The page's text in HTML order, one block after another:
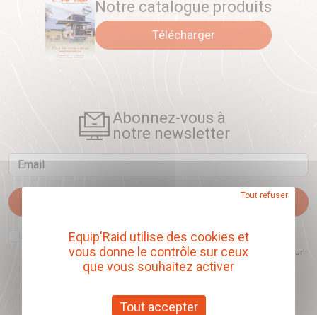
Notre catalogue produits
Télécharger
Abonnez-vous à
notre newsletter
Email
J'accepte que l'ouverture des newsletters soit mesurée, afin de mieux
comprendre les sujets qui m'intéressent et d'améliorer les contenus
proposés. Ce choix est modifiable à tout moment et reste sans incidence sur
mon inscription.
Equip'Raid utilise des cookies et
vous donne le contrôle sur ceux
que vous souhaitez activer
Tout accepter
Tout refuser